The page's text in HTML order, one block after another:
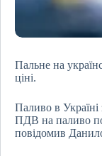
Пальне на
ціні.
Паливо в
ПДВ на паливо
повідомив